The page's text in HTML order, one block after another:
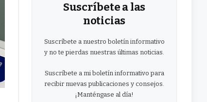
Suscríbete a las
noticias
Suscríbete a nuestro boletín informativo
y no te pierdas nuestras últimas noticias.
Suscríbete a mi boletín informativo para
recibir nuevas publicaciones y consejos.
¡Manténgase al día!